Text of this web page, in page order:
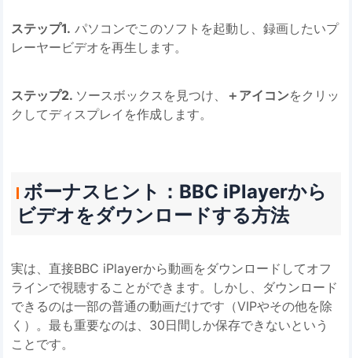
ステップ1. パソコンでこのソフトを起動し、録画したいプ
レーヤービデオを再生します。
ステップ2. ソースボックスを見つけ、 ＋アイコンをクリッ
クしてディスプレイを作成します。
ボーナスヒント：BBC iPlayerから
ビデオをダウンロードする方法
実は、直接BBC iPlayerから動画をダウンロードしてオフ
ラインで視聴することができます。しかし、ダウンロード
できるのは一部の普通の動画だけです（VIPやその他を除
く）。最も重要なのは、30日間しか保存できないという
ことです。